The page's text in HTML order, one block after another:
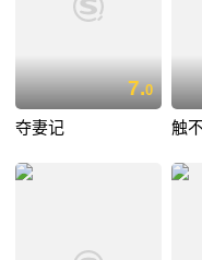
7.0
夺妻记 触